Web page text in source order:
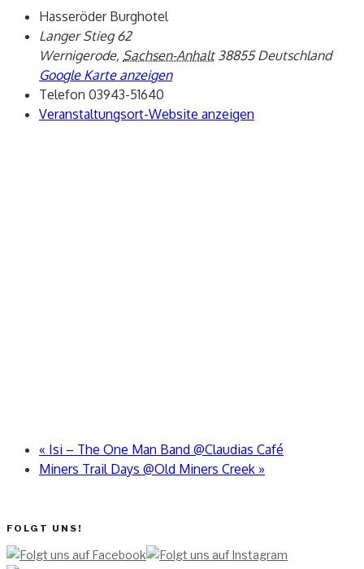
Hasseröder Burghotel
Langer Stieg 62
Wernigerode, Sachsen-Anhalt 38855 Deutschland
Google Karte anzeigen
Telefon 03943-51640
Veranstaltungsort-Website anzeigen
« Isi – The One Man Band @Claudias Café
Miners Trail Days @Old Miners Creek »
FOLGT UNS!